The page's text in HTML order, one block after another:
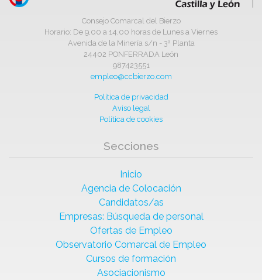
Consejo Comarcal del Bierzo
Horario: De 9,00 a 14,00 horas de Lunes a Viernes
Avenida de la Minería s/n - 3ª Planta
24402 PONFERRADA León
987423551
empleo@ccbierzo.com
Política de privacidad
Aviso legal
Política de cookies
Secciones
Inicio
Agencia de Colocación
Candidatos/as
Empresas: Búsqueda de personal
Ofertas de Empleo
Observatorio Comarcal de Empleo
Cursos de formación
Asociacionismo